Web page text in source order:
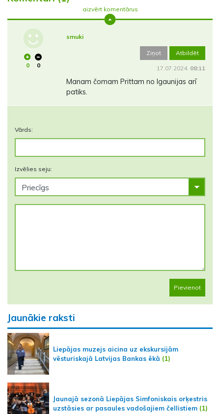
aizvērt komentārus
0 0
smuki
Ziņot Atbildēt
17.07.2024. 08:11
Manam čomam Prittam no Igaunijas arī
patiks.
Vārds:
Izvēlies seju:
Pievienot
Jaunākie raksti
Liepājas muzejs aicina uz ekskursijām
vēsturiskajā Latvijas Bankas ēkā (1)
Jaunajā sezonā Liepājas Simfoniskais orķestris
uzstāsies ar pasaules vadošajiem čellistiem (1)